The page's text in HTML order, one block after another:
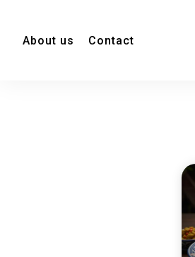
About us Contact